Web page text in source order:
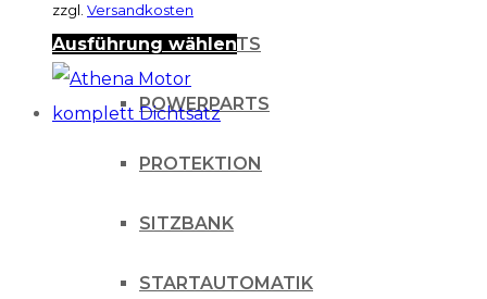
OPTIK PARTS
POWERPARTS
PROTEKTION
SITZBANK
STARTAUTOMATIK
zzgl. Versandkosten
Ausführung wählenDieses
weist
Optionen